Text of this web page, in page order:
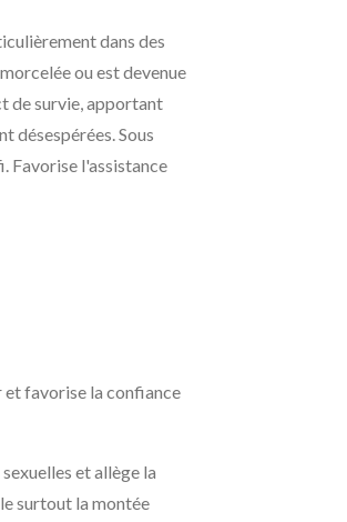
dans des
ou est devenue
de survie, apportant
désespérées. Sous
Favorise l'assistance
favorise la confiance
et allège la
surtout la montée